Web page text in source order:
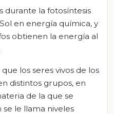
durante la fotosíntesis
en energía química, y
obtienen la energía al
los seres vivos de los
distintos grupos, en
de la que se
se le llama niveles